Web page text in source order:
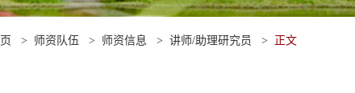
> 师资队伍 > 师资信息 > 讲师/助理研究员 > 正文